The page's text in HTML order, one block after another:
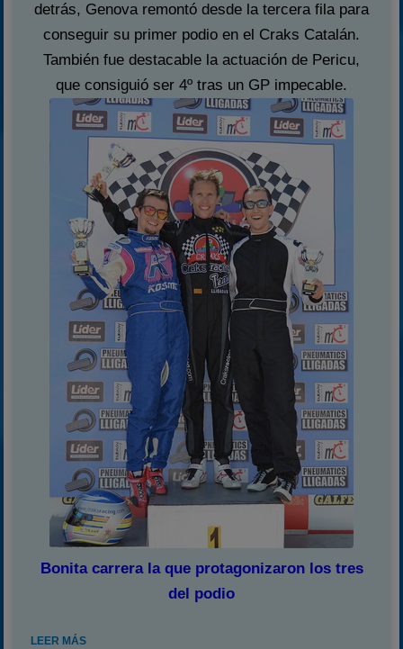
detrás, Genova remontó desde la tercera fila para
conseguir su primer podio en el Craks Catalán.
También fue destacable la actuación de Pericu,
que consiguió ser 4º tras un GP impecable.
Bonita carrera la que protagonizaron los tres
del podio
LEER MÁS